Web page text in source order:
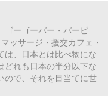
ゴーゴーバー・バービ
ッサージ・援交カフェ・
は、日本とは比べ物にな
どれも日本の半分以下な
ので、それを目当てに世